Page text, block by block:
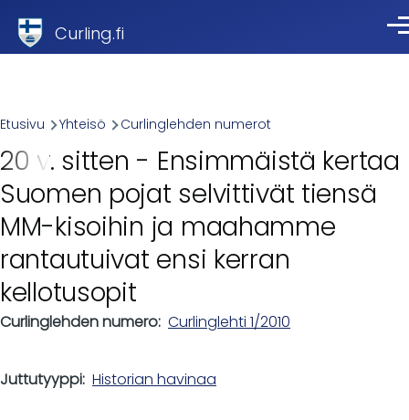
Curling.fi
Breadcrumb
Etusivu Yhteisö Curlinglehden numerot
20 v. sitten - Ensimmäistä kertaa
Suomen pojat selvittivät tiensä
MM-kisoihin ja maahamme
rantautuivat ensi kerran
kellotusopit
Curlinglehden numero Curlinglehti 1/2010
Juttutyyppi Historian havinaa